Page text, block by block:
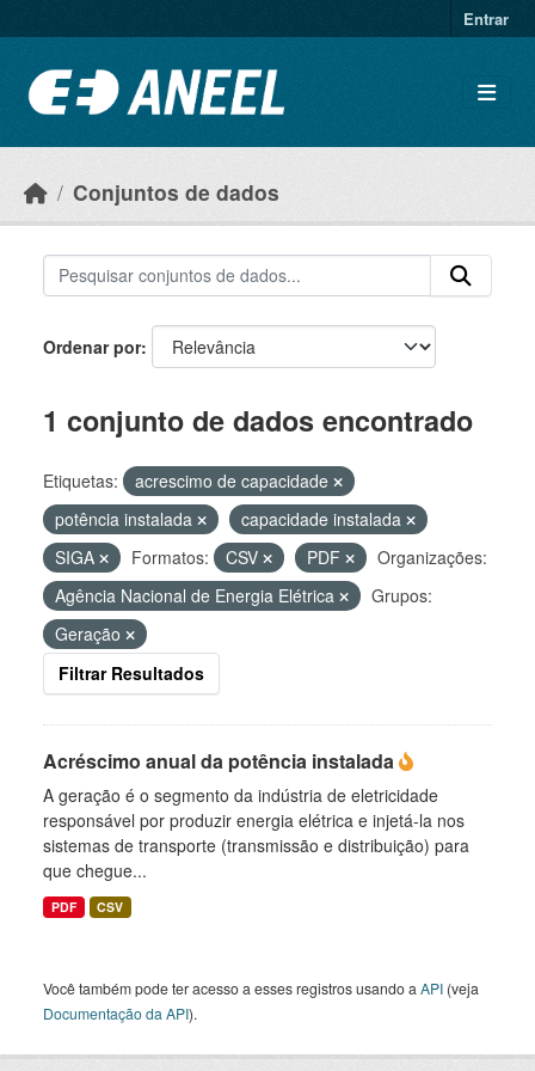
Entrar
Conjuntos de dados
Ordenar por
1 conjunto de dados encontrado
Etiquetas:
acrescimo de capacidade
potência instalada
capacidade instalada
SIGA
Formatos: CSV PDF
Organizações:
Agência Nacional de Energia Elétrica
Grupos:
Geração
Filtrar Resultados
Acréscimo anual da potência instalada
A geração é o segmento da indústria de eletricidade
responsável por produzir energia elétrica e injetá-la nos
sistemas de transporte (transmissão e distribuição) para
que chegue...
PDF CSV
Você também pode ter acesso a esses registros usando a API (veja
Documentação da API).